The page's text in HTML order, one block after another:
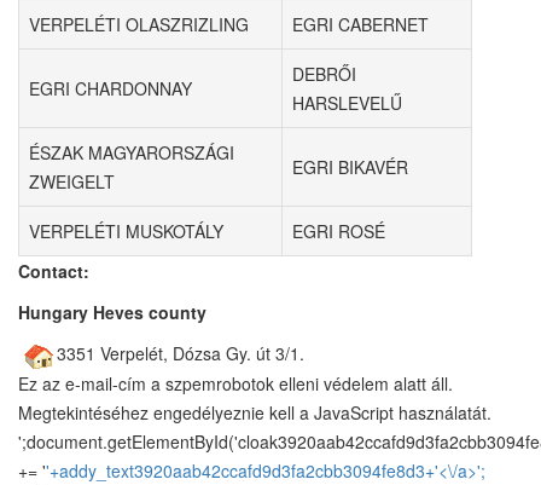
VERPELÉTI OLASZRIZLING EGRI CABERNET
EGRI CHARDONNAY
DEBRŐI
HARSLEVELŰ
ÉSZAK MAGYARORSZÁGI
ZWEIGELT
EGRI BIKAVÉR
VERPELÉTI MUSKOTÁLY
EGRI ROSÉ
Contact:
Hungary Heves county
3351 Verpelét, Dózsa Gy. út 3/1.
Ez az e-mail-cím a szpemrobotok elleni védelem alatt áll.
Megtekintéséhez engedélyeznie kell a JavaScript használatát.
+= ''+addy_text3920aab42ccafd9d3fa2cbb3094fe8d3+'<\/a>';